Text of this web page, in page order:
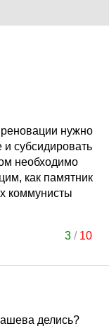
нужно
и субсидировать
необходимо
как памятник
коммунисты
3 / 10
делись?